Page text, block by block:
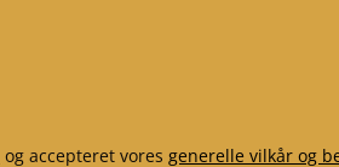
og accepteret vores generelle vilkår og